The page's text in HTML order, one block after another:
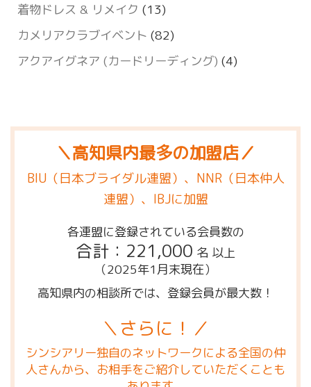
着物ドレス & リメイク (13)
カメリアクラブイベント (82)
アクアイグネア (カードリーディング) (4)
＼高知県内最多の加盟店／
BIU（日本ブライダル連盟）、NNR（日本仲人
連盟）、IBJに加盟
各連盟に登録されている会員数の
合計：221,000 名 以上
（2025年1月末現在）
高知県内の相談所では、登録会員が最大数！
＼さらに！／
シンシアリー独自のネットワークによる全国の仲
人さんから、お相手をご紹介していただくことも